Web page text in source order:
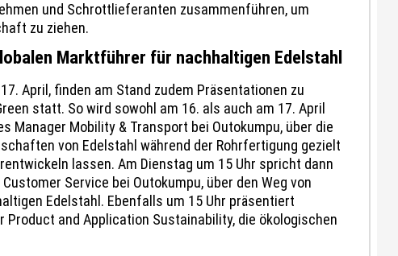
und Schrottlieferanten zusammenführen, um
zu ziehen.
Marktführer für nachhaltigen Edelstahl
April, finden am Stand zudem Präsentationen zu
statt. So wird sowohl am 16. als auch am 17. April
Manager Mobility & Transport bei Outokumpu, über die
von Edelstahl während der Rohrfertigung gezielt
lassen. Am Dienstag um 15 Uhr spricht dann
Service bei Outokumpu, über den Weg von
Edelstahl. Ebenfalls um 15 Uhr präsentiert
and Application Sustainability, die ökologischen